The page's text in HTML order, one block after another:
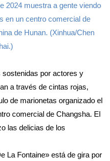
2024 muestra a gente viendo
en un centro comercial de
de Hunan. (Xinhua/Chen
sostenidas por actores y
a través de cintas rojas,
de marionetas organizado el
comercial de Changsha. El
las delicias de los
La Fontaine» está de gira por